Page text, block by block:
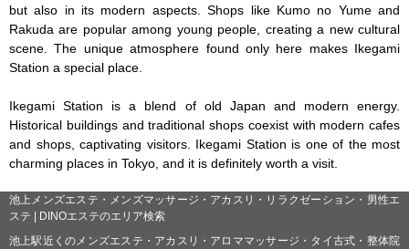
but also in its modern aspects. Shops like Kumo no Yume and
Rakuda are popular among young people, creating a new cultural
scene. The unique atmosphere found only here makes Ikegami
Station a special place.
Ikegami Station is a blend of old Japan and modern energy.
Historical buildings and traditional shops coexist with modern cafes
and shops, captivating visitors. Ikegami Station is one of the most
charming places in Tokyo, and it is definitely worth a visit.
池上メンズエステ・メンズマッサージ・アカスリ・リラクゼーション・男性エ
ステ | DINOエステのエリア検索
池上駅近くのメンズエステ・アカスリ・アロママッサージ・タイ古式・整体院